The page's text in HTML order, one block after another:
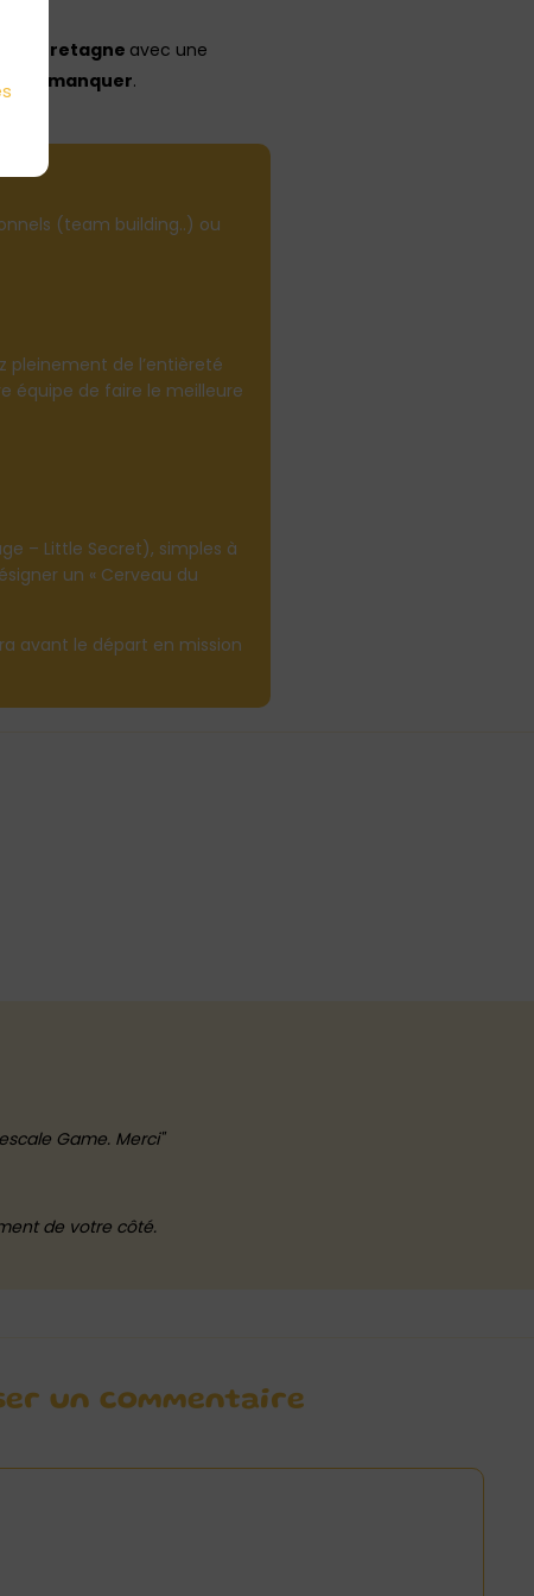
de Bretagne avec une
pas manquer.
(team building..) ou
pleinement de l’entièreté
équipe de faire le meilleure
– Little Secret), simples à
un « Cerveau du
avant le départ en mission
Game. Merci
de votre côté.
un commentaire